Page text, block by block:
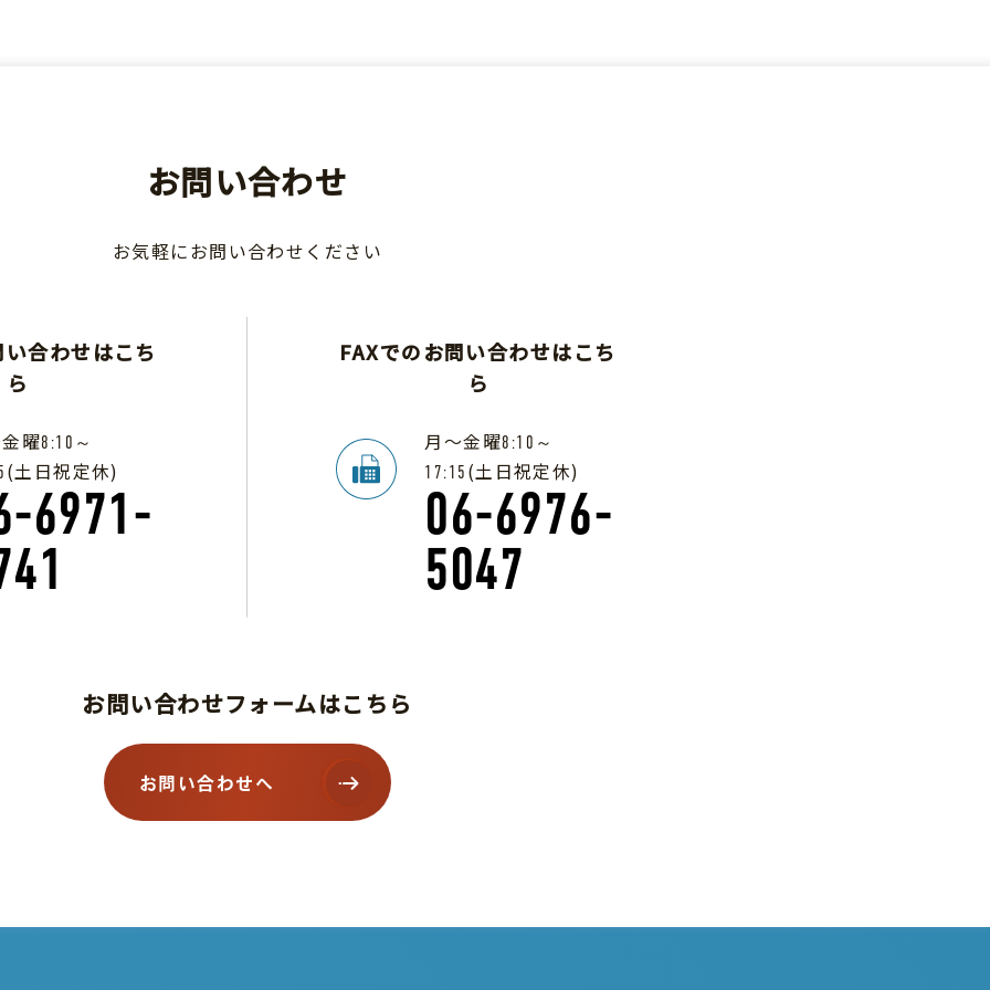
お問い合わせ
お気軽にお問い合わせください
合わせはこち
ら
曜8:10～
(土日祝定休)
6971-
FAXでのお問い合わせはこち
ら
月～金曜8:10～
17:15 (土日祝定休)
06-6976-
5047
お問い合わせフォームはこちら
お問い合わせへ